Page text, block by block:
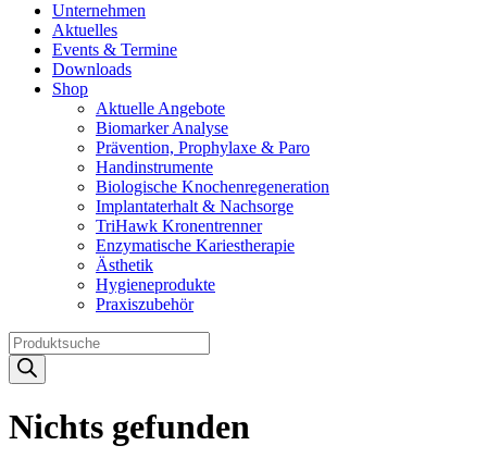
Unternehmen
Aktuelles
Events & Termine
Downloads
Shop
Aktuelle Angebote
Biomarker Analyse
Prävention, Prophylaxe & Paro
Handinstrumente
Biologische Knochenregeneration
Implantaterhalt & Nachsorge
TriHawk Kronentrenner
Enzymatische Kariestherapie
Ästhetik
Hygieneprodukte
Praxiszubehör
Products
search
Nichts gefunden